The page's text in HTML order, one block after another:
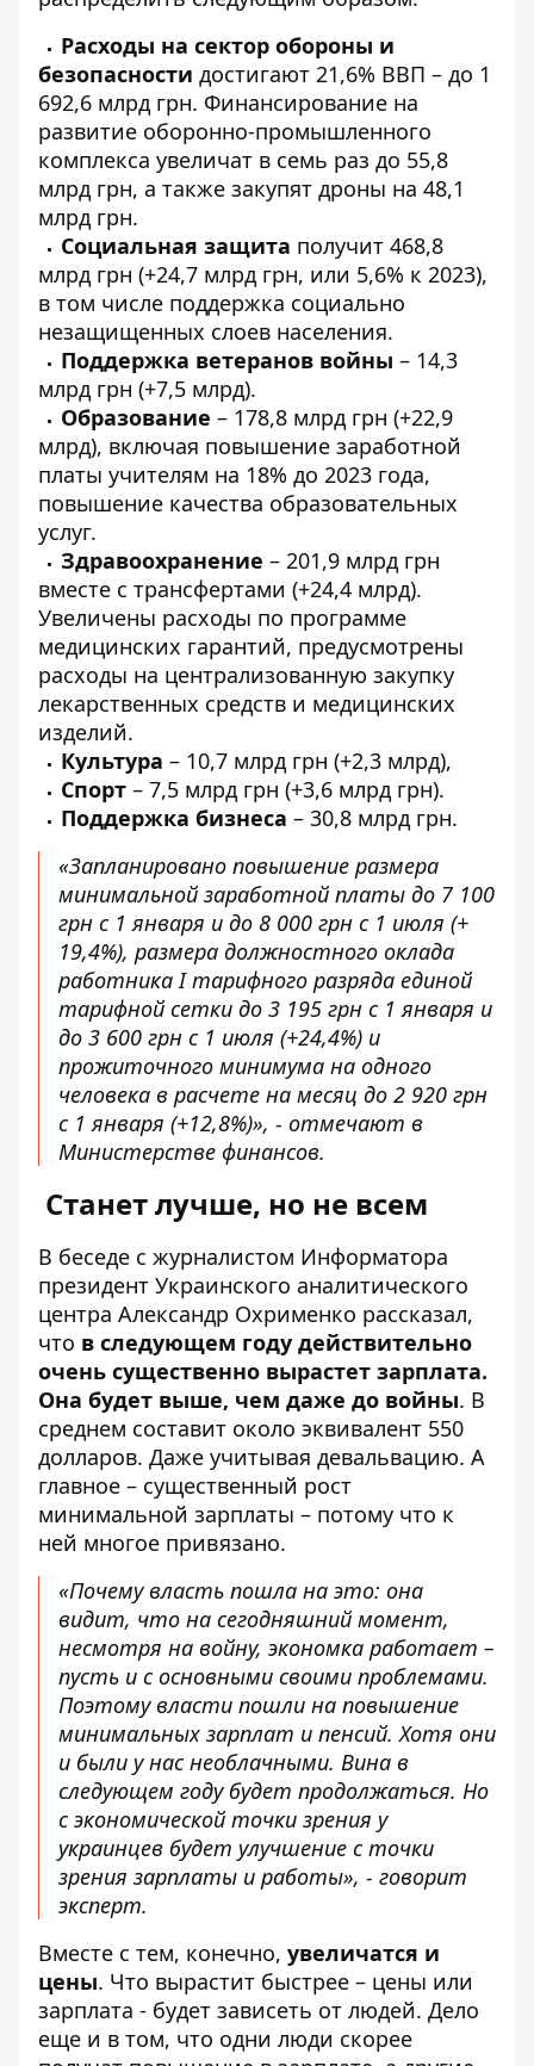
Расходы на сектор обороны и
безопасности достигают 21,6% ВВП – до 1
692,6 млрд грн. Финансирование на
развитие оборонно-промышленного
комплекса увеличат в семь раз до 55,8
млрд грн, а также закупят дроны на 48,1
млрд грн.
Социальная защита получит 468,8
млрд грн (+24,7 млрд грн, или 5,6% к 2023),
в том числе поддержка социально
незащищенных слоев населения.
Поддержка ветеранов войны – 14,3
млрд грн (+7,5 млрд).
Образование – 178,8 млрд грн (+22,9
млрд), включая повышение заработной
платы учителям на 18% до 2023 года,
повышение качества образовательных
услуг.
Здравоохранение – 201,9 млрд грн
вместе с трансфертами (+24,4 млрд).
Увеличены расходы по программе
медицинских гарантий, предусмотрены
расходы на централизованную закупку
лекарственных средств и медицинских
изделий.
Культура – 10,7 млрд грн (+2,3 млрд),
Спорт – 7,5 млрд грн (+3,6 млрд грн).
Поддержка бизнеса – 30,8 млрд грн.
«Запланировано повышение размера
минимальной заработной платы до 7 100
грн с 1 января и до 8 000 грн с 1 июля (+
19,4%), размера должностного оклада
работника I тарифного разряда единой
тарифной сетки до 3 195 грн с 1 января и
до 3 600 грн с 1 июля (+24,4%) и
прожиточного минимума на одного
человека в расчете на месяц до 2 920 грн
с 1 января (+12,8%)», - отмечают в
Министерстве финансов.
Станет лучше, но не всем
В беседе с журналистом Информатора
президент Украинского аналитического
центра Александр Охрименко рассказал,
что в следующем году действительно
очень существенно вырастет зарплата.
Она будет выше, чем даже до войны. В
среднем составит около эквивалент 550
долларов. Даже учитывая девальвацию. А
главное – существенный рост
минимальной зарплаты – потому что к
ней многое привязано.
«Почему власть пошла на это: она
видит, что на сегодняшний момент,
несмотря на войну, экономка работает –
пусть и с основными своими проблемами.
Поэтому власти пошли на повышение
минимальных зарплат и пенсий. Хотя они
и были у нас необлачными. Вина в
следующем году будет продолжаться. Но
с экономической точки зрения у
украинцев будет улучшение с точки
зрения зарплаты и работы», - говорит
эксперт.
Вместе с тем, конечно, увеличатся и
цены. Что вырастит быстрее – цены или
зарплата - будет зависеть от людей. Дело
еще и в том, что одни люди скорее